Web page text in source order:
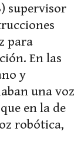
supervisor
para
En las
y
una voz
en la de
robótica,